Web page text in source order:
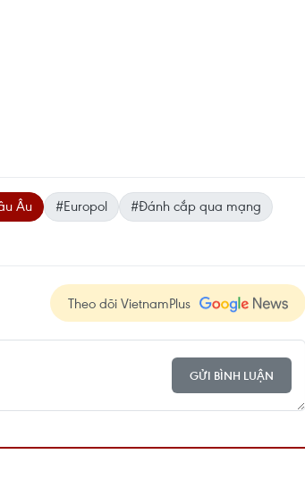
Âu #Europol
#Đánh cắp qua mạng
Theo dõi VietnamPlus
GỬI BÌNH LUẬN